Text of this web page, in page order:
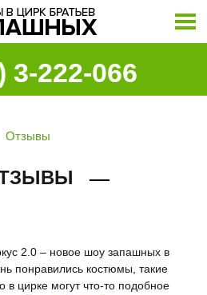
3-222-066
Отзывы
2.0 – новое шоу запашных в
понравились костюмы, такие
цирке могут что-то подобное